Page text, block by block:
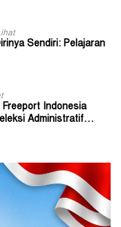
Sendiri: Pelajaran
Indonesia
Administratif